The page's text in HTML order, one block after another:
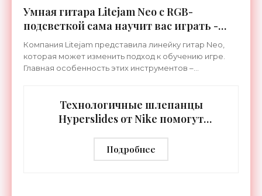
Умная гитара Litejam Neo с RGB-
подсветкой сама научит вас играть -
«Гаджеты»
Компания Litejam представила линейку гитар Neo,
которая может изменить подход к обучению игре.
Главная особенность этих инструментов –
Технологичные шлепанцы
Hyperslides от Nike помогут
тренировки - «Гаджеты»
Подробнее